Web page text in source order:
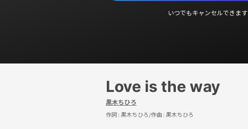
いつでもキャンセルできます
Love is the way
黒木ちひろ
作詞 :黒木ちひろ/作曲 :黒木ちひろ